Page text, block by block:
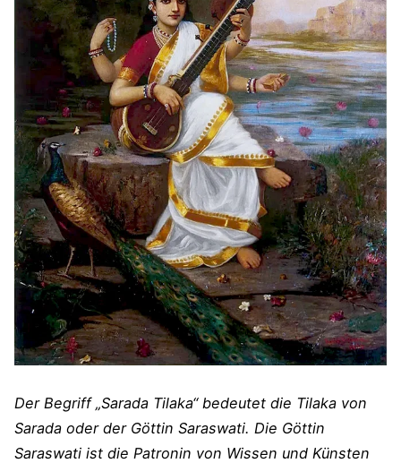
Der Begriff „Sarada Tilaka“ bedeutet die Tilaka von
Sarada oder der Göttin Saraswati. Die Göttin
Saraswati ist die Patronin von Wissen und Künsten